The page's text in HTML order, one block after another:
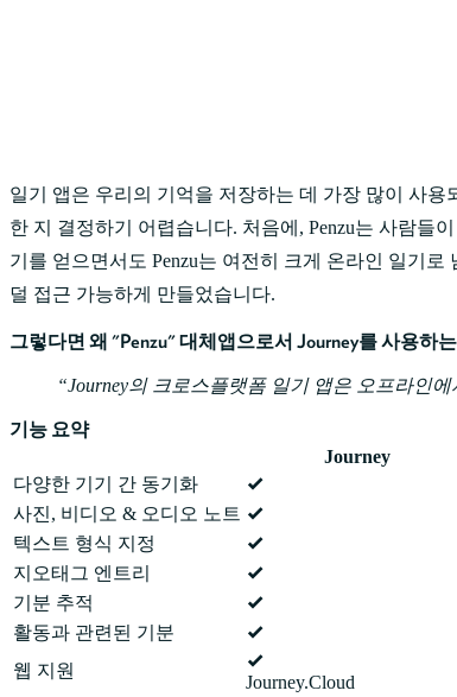
일기 앱은 우리의 기억을 저장하는 데 가장 많이 사
한 지 결정하기 어렵습니다. 처음에, Penzu는 사람들
기를 얻으면서도 Penzu는 여전히 크게 온라인 일기
덜 접근 가능하게 만들었습니다.
그렇다면 왜 "Penzu" 대체앱으로서 Journey를 사용하
Journey의 크로스플랫폼 일기 앱은 오프라인
기능 요약
Journey
다양한 기기 간 동기화
사진, 비디오 & 오디오 노트
텍스트 형식 지정
지오태그 엔트리
기분 추적
활동과 관련된 기분
웹 지원
Journey.Cloud